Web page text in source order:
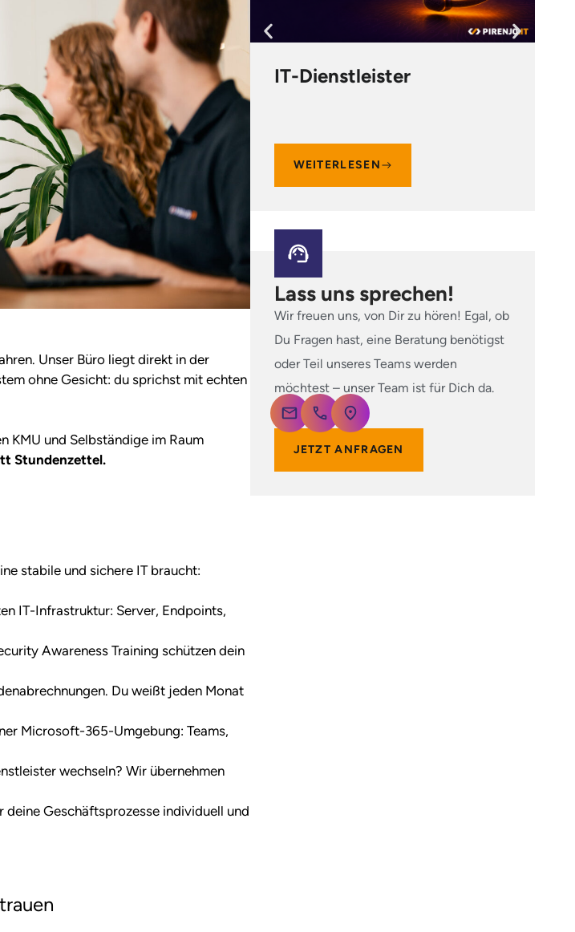
Unser Büro liegt direkt in der
ohne Gesicht: du sprichst mit echten
KMU und Selbständige im Raum
Stundenzettel.
stabile und sichere IT braucht:
IT-Infrastruktur: Server, Endpoints,
Awareness Training schützen dein
Du weißt jeden Monat
Microsoft-365-Umgebung: Teams,
wechseln? Wir übernehmen
Geschäftsprozesse individuell und
IT-Dienstleister
WEITERLESEN
Lass uns sprechen!
Wir freuen uns, von Dir zu hören! Egal, ob
Du Fragen hast, eine Beratung benötigst
oder Teil unseres Teams werden
möchtest – unser Team ist für Dich da.
JETZT ANFRAGEN